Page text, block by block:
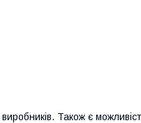
Також є